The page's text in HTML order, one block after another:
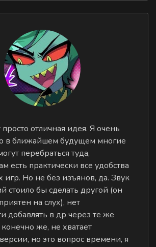
отличная идея. Я очень
в ближайшем будущем многие
перебраться туда,
есть практически все удобства
игр. Но не без изъянов, да. Звук
стоило бы сделать другой (он
на слух), нет
добавлять в др через те же
же, не хватает
но это вопрос времени, я